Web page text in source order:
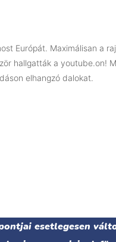
Európát. Maximálisan a
hallgatták a youtube.on!
elhangzó dalokat.
esetlegesen